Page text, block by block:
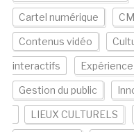
Cartel numérique
Contenus vidéo
interactifs
Gestion du public
LIEUX CULTURELS